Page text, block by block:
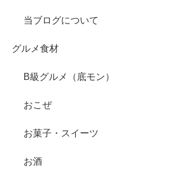
当ブログについて
グルメ食材
B級グルメ（底モン）
おこぜ
お菓子・スイーツ
お酒